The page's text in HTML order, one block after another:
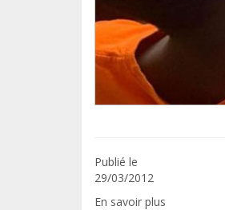
Publié le
29/03/2012
En savoir plus